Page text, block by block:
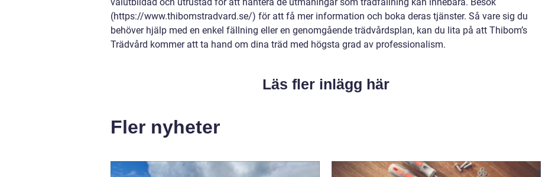
välutbildad och utrustad för att hantera de utmaningar som trädfällning kan innebära. Besök
(https://www.thibomstradvard.se/) för att få mer information och boka deras tjänster. Så vare sig du
behöver hjälp med en enkel fällning eller en genomgående trädvårdsplan, kan du lita på att Thibom’s
Trädvård kommer att ta hand om dina träd med högsta grad av professionalism.
Läs fler inlägg här
Fler nyheter